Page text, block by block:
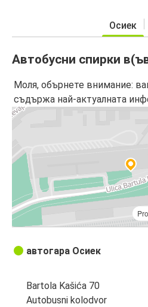
Осиек
Автобусни спирки
Моля, обърнете внимание:
съдържа най-актуалната
автогара Осиек
Bartola Kašića 70
Autobusni kolodvor